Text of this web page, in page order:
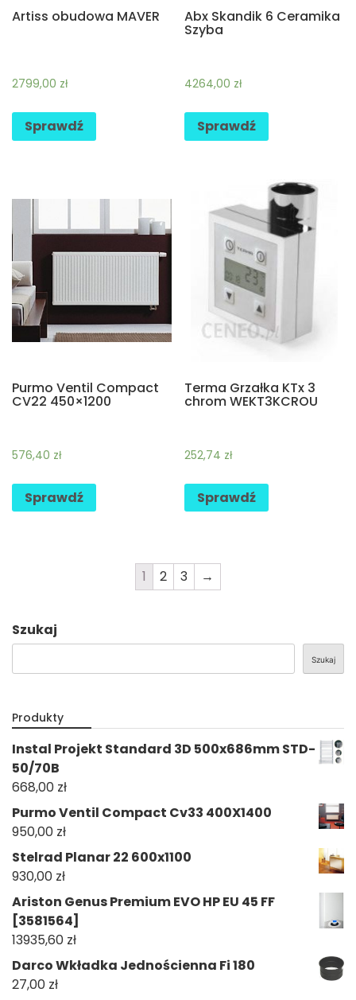
Artiss obudowa MAVER
2799,00 zł
Sprawdź
Abx Skandik 6 Ceramika
Szyba
4264,00 zł
Sprawdź
Purmo Ventil Compact
CV22 450×1200
576,40 zł
Sprawdź
Terma Grzałka KTx 3
chrom WEKT3KCROU
252,74 zł
Sprawdź
1 2 3 →
Szukaj
Szukaj
Produkty
Instal Projekt Standard 3D 500x686mm STD-
50/70B
668,00 zł
Purmo Ventil Compact Cv33 400X1400
950,00 zł
Stelrad Planar 22 600x1100
930,00 zł
Ariston Genus Premium EVO HP EU 45 FF
[3581564]
13935,60 zł
Darco Wkładka Jednościenna Fi 180
27,00 zł